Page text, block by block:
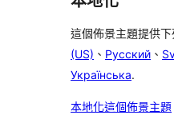
這個佈景主題提供
(US) 、 Русский 、
Українська.
本地化這個佈景主題